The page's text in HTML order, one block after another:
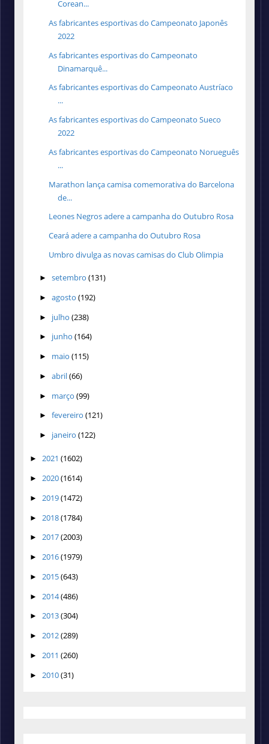
Corean...
As fabricantes esportivas do Campeonato Japonês
2022
As fabricantes esportivas do Campeonato
Dinamarquê...
As fabricantes esportivas do Campeonato Austríaco
...
As fabricantes esportivas do Campeonato Sueco
2022
As fabricantes esportivas do Campeonato Norueguês
...
Marathon lança camisa comemorativa do Barcelona
de...
Leones Negros adere a campanha do Outubro Rosa
Ceará adere a campanha do Outubro Rosa
Umbro divulga as novas camisas do Club Olimpia
► setembro (131)
► agosto (192)
► julho (238)
► junho (164)
► maio (115)
► abril(66)
► março (99)
► fevereiro (121)
► janeiro (122)
► 2021 (1602)
► 2020(1614)
► 2019(1472)
► 2018(1784)
► 2017(2003)
► 2016(1979)
► 2015(643)
► 2014(486)
► 2013(304)
► 2012(289)
► 2011 (260)
► 2010(31)